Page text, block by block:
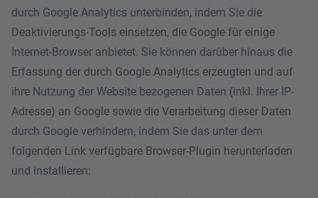
durch Google Analytics unterbinden, indem Sie die
Deaktivierungs-Tools einsetzen, die Google für einige
Internet-Browser anbietet. Sie können darüber hinaus die
Erfassung der durch Google Analytics erzeugten und auf
ihre Nutzung der Website bezogenen Daten (inkl. Ihrer IP-
Adresse) an Google sowie die Verarbeitung dieser Daten
durch Google verhindern, indem Sie das unter dem
folgenden Link verfügbare Browser-Plugin herunterladen
und installieren: